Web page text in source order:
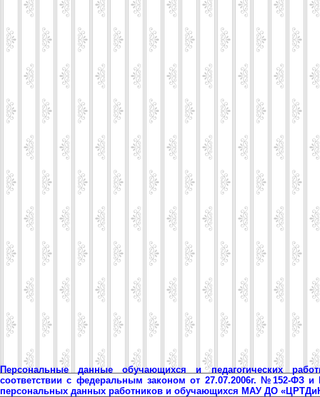
Персональные данные обучающихся и педагогических
соответствии с федеральным законом от 27.07.2006г. №152-ФЗ
персональных данных работников и обучающихся МАУ ДО